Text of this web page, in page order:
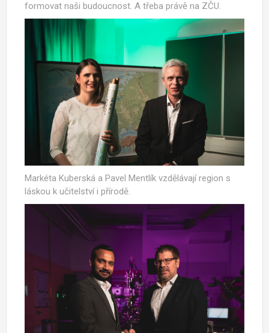
formovat naši budoucnost. A třeba právě na ZČU.
Markéta Kuberská a Pavel Mentlík vzdělávají region s
láskou k učitelství i přírodě.